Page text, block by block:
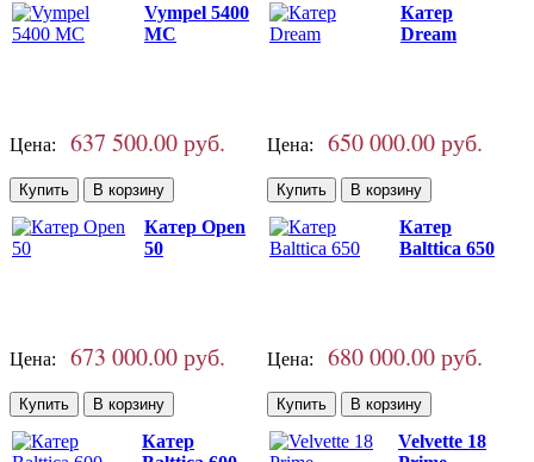
Vympel 5400
MC
Цена: 637 500.00 руб.
Катер
Dream
Цена: 650 000.00 руб.
Катер Open
50
Цена: 673 000.00 руб.
Катер
Balttica 650
Цена: 680 000.00 руб.
Катер
Velvette 18